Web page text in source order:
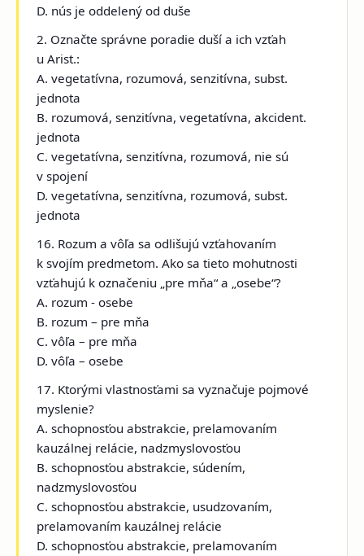
D. nús je oddelený od duše
2. Označte správne poradie duší a ich vzťah
u Arist.:
A. vegetatívna, rozumová, senzitívna, subst.
jednota
B. rozumová, senzitívna, vegetatívna, akcident.
jednota
C. vegetatívna, senzitívna, rozumová, nie sú
v spojení
D. vegetatívna, senzitívna, rozumová, subst.
jednota
16. Rozum a vôľa sa odlišujú vzťahovaním
k svojím predmetom. Ako sa tieto mohutnosti
vzťahujú k označeniu „pre mňa“ a „osebe“?
A. rozum - osebe
B. rozum – pre mňa
C. vôľa – pre mňa
D. vôľa – osebe
17. Ktorými vlastnosťami sa vyznačuje pojmové
myslenie?
A. schopnosťou abstrakcie, prelamovaním
kauzálnej relácie, nadzmyslovosťou
B. schopnosťou abstrakcie, súdením,
nadzmyslovosťou
C. schopnosťou abstrakcie, usudzovaním,
prelamovaním kauzálnej relácie
D. schopnosťou abstrakcie, prelamovaním